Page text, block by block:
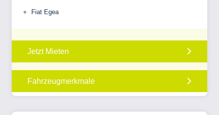
Fiat Egea
Jetzt Mieten
Fahrzeugmerkmale